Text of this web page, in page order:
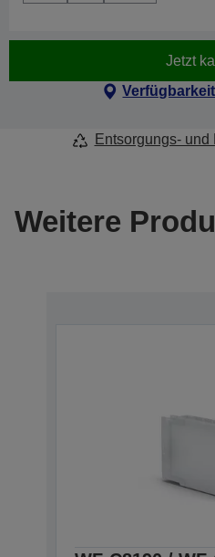
Jetzt
Entsorgungs-
Weitere